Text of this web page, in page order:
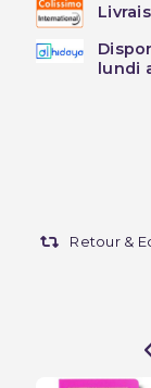
lundi
Retour &